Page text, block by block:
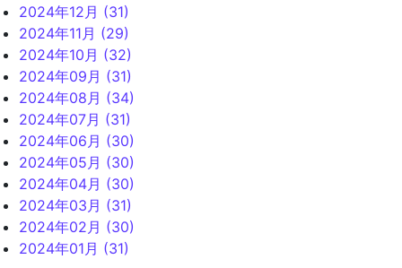
2024年12月 (31)
2024年11月 (29)
2024年10月 (32)
2024年09月 (31)
2024年08月 (34)
2024年07月 (31)
2024年06月 (30)
2024年05月 (30)
2024年04月 (30)
2024年03月 (31)
2024年02月 (30)
2024年01月 (31)